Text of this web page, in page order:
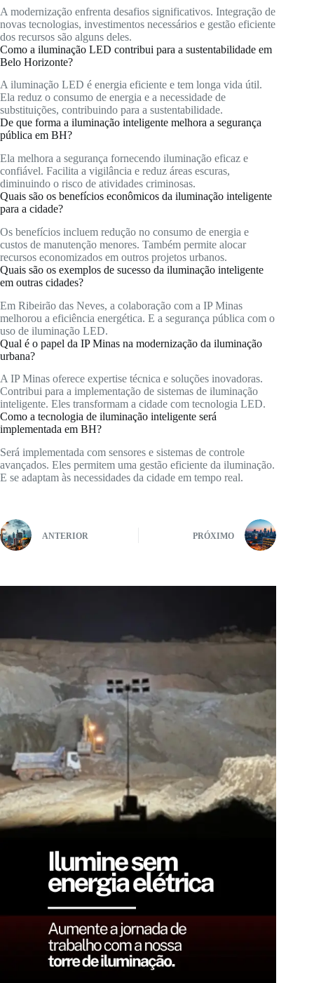
A modernização enfrenta desafios significativos. Integração de
novas tecnologias, investimentos necessários e gestão eficiente
dos recursos são alguns deles.
Como a iluminação LED contribui para a sustentabilidade em
Belo Horizonte?
A iluminação LED é energia eficiente e tem longa vida útil.
Ela reduz o consumo de energia e a necessidade de
substituições, contribuindo para a sustentabilidade.
De que forma a iluminação inteligente melhora a segurança
pública em BH?
Ela melhora a segurança fornecendo iluminação eficaz e
confiável. Facilita a vigilância e reduz áreas escuras,
diminuindo o risco de atividades criminosas.
Quais são os benefícios econômicos da iluminação inteligente
para a cidade?
Os benefícios incluem redução no consumo de energia e
custos de manutenção menores. Também permite alocar
recursos economizados em outros projetos urbanos.
Quais são os exemplos de sucesso da iluminação inteligente
em outras cidades?
Em Ribeirão das Neves, a colaboração com a IP Minas
melhorou a eficiência energética. E a segurança pública com o
uso de iluminação LED.
Qual é o papel da IP Minas na modernização da iluminação
urbana?
A IP Minas oferece expertise técnica e soluções inovadoras.
Contribui para a implementação de sistemas de iluminação
inteligente. Eles transformam a cidade com tecnologia LED.
Como a tecnologia de iluminação inteligente será
implementada em BH?
Será implementada com sensores e sistemas de controle
avançados. Eles permitem uma gestão eficiente da iluminação.
E se adaptam às necessidades da cidade em tempo real.
ANTERIOR PRÓXIMO